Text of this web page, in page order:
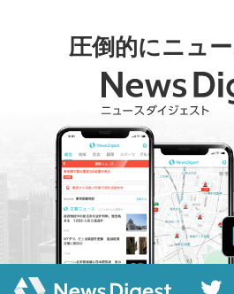
圧倒的にニュ